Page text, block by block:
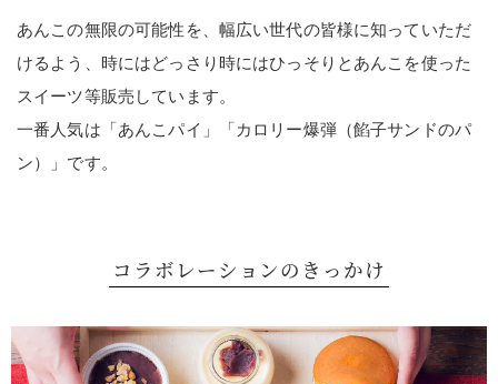
あんこの無限の可能性を、幅広い世代の皆様に知っていただ
けるよう、時にはどっさり時にはひっそりとあんこを使った
スイーツ等販売しています。
一番人気は「あんこパイ」「カロリー爆弾（餡子サンドのパ
ン）」です。
コラボレーションのきっかけ